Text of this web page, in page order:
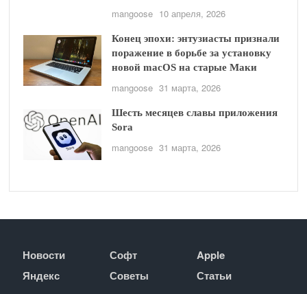
mangoose 10 апреля, 2026
Конец эпохи: энтузиасты признали
поражение в борьбе за установку
новой macOS на старые Маки
mangoose 31 марта, 2026
Шесть месяцев славы приложения
Sora
mangoose 31 марта, 2026
Новости Софт
Apple
Яндекс
Советы Статьи